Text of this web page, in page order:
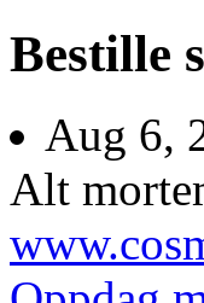
Bestille
Aug 6,
Alt